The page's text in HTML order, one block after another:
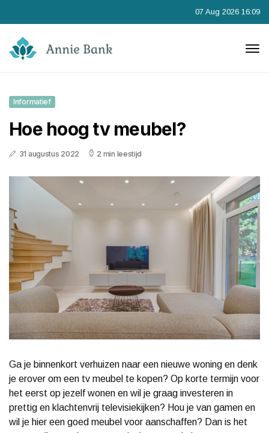
07 Aug 2026 16:09
Informatief
Hoe hoog tv meubel?
31 augustus 2022 2 min leestijd
Ga je binnenkort verhuizen naar een nieuwe woning en denk
je erover om een tv meubel te kopen? Op korte termijn voor
het eerst op jezelf wonen en wil je graag investeren in
prettig en klachtenvrij televisiekijken? Hou je van gamen en
wil je hier een goed meubel voor aanschaffen? Dan is het